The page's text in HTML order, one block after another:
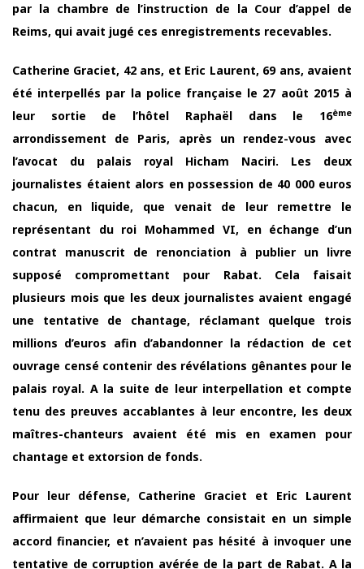
par la chambre de l’instruction de la Cour d’appel de
Reims, qui avait jugé ces enregistrements recevables.
Catherine Graciet, 42 ans, et Eric Laurent, 69 ans, avaient
été interpellés par la police française le 27 août 2015 à
leur sortie de l’hôtel Raphaël dans le 16ème
arrondissement de Paris, après un rendez-vous avec
l’avocat du palais royal Hicham Naciri. Les deux
journalistes étaient alors en possession de 40 000 euros
chacun, en liquide, que venait de leur remettre le
représentant du roi Mohammed VI, en échange d’un
contrat manuscrit de renonciation à publier un livre
supposé compromettant pour Rabat. Cela faisait
plusieurs mois que les deux journalistes avaient engagé
une tentative de chantage, réclamant quelque trois
millions d’euros afin d’abandonner la rédaction de cet
ouvrage censé contenir des révélations gênantes pour le
palais royal. A la suite de leur interpellation et compte
tenu des preuves accablantes à leur encontre, les deux
maîtres-chanteurs avaient été mis en examen pour
chantage et extorsion de fonds.
Pour leur défense, Catherine Graciet et Eric Laurent
affirmaient que leur démarche consistait en un simple
accord financier, et n’avaient pas hésité à invoquer une
tentative de corruption avérée de la part de Rabat. A la